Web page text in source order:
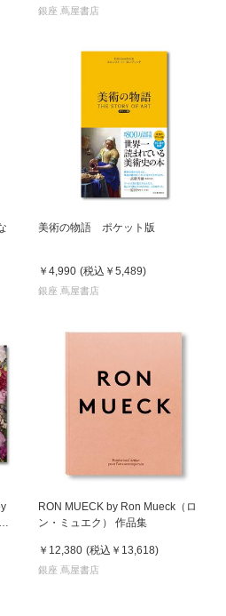
銀座 蔦屋書店
美術の物語 ポケット版
￥4,990 (税込 ￥5,489)
銀座 蔦屋書店
RON MUECK by Ron Mueck（ロ
ン・ミュエク） 作品集
￥12,380 (税込 ￥13,618)
銀座 蔦屋書店